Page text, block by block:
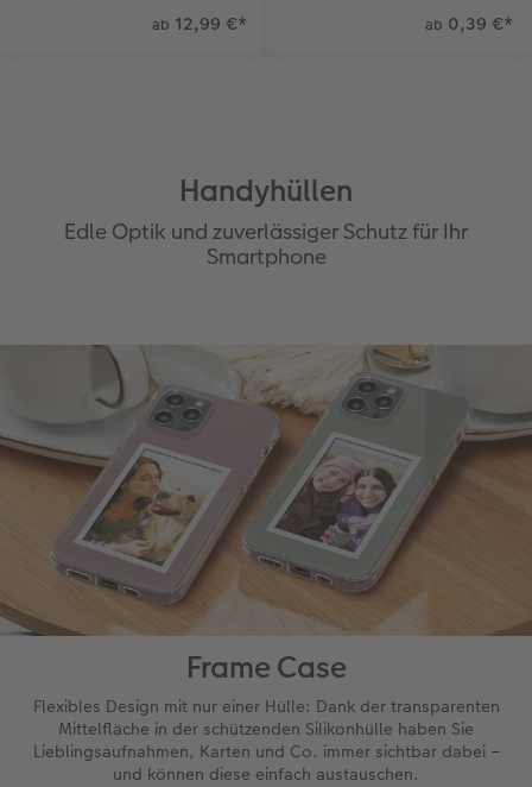
ab 12,99 €* ab 0,39 €*
Handyhüllen
Edle Optik und zuverlässiger Schutz für Ihr
Smartphone
Frame Case
Flexibles Design mit nur einer Hülle: Dank der transparenten
Mittelfläche in der schützenden Silikonhülle haben Sie
Lieblingsaufnahmen, Karten und Co. immer sichtbar dabei –
und können diese einfach austauschen.